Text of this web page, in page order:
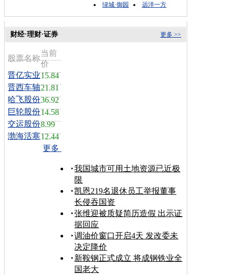
绿城·御园
远洋一方
更多 >>
财经·理财·证券
股票名称
当前
价
晋亿实业15.84
晋西车轴21.81
哈飞股份36.92
巨轮股份14.58
交运股份8.99
渤海活塞12.44
更多
我国城市可用土地资源已近极
限
凯恩219名退休员工举报董事
长侵吞国资
张维迎被质疑简历造假 出示证
据回应
调油价窗口开启4天 发改委未
决定降价
新鞍钢正式成立 将成钢铁业全
国老大